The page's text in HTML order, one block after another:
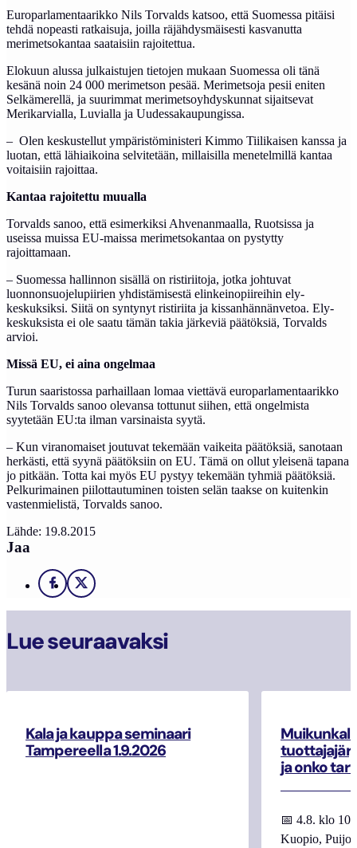
Europarlamentaarikko Nils Torvalds katsoo, että Suomessa pitäisi
tehdä nopeasti ratkaisuja, joilla räjähdysmäisesti kasvanutta
merimetsokantaa saataisiin rajoitettua.
Elokuun alussa julkaistujen tietojen mukaan Suomessa oli tänä
kesänä noin 24 000 merimetson pesää. Merimetsoja pesii eniten
Selkämerellä, ja suurimmat merimetsoyhdyskunnat sijaitsevat
Merikarvialla, Luvialla ja Uudessakaupungissa.
– Olen keskustellut ympäristöministeri Kimmo Tiilikaisen kanssa ja
luotan, että lähiaikoina selvitetään, millaisilla menetelmillä kantaa
voitaisiin rajoittaa.
Kantaa rajoitettu muualla
Torvalds sanoo, että esimerkiksi Ahvenanmaalla, Ruotsissa ja
useissa muissa EU-maissa merimetsokantaa on pystytty
rajoittamaan.
– Suomessa hallinnon sisällä on ristiriitoja, jotka johtuvat
luonnonsuojelupiirien yhdistämisestä elinkeinopiireihin ely-
keskuksiksi. Siitä on syntynyt ristiriita ja kissanhännänvetoa. Ely-
keskuksista ei ole saatu tämän takia järkeviä päätöksiä, Torvalds
arvioi.
Missä EU, ei aina ongelmaa
Turun saaristossa parhaillaan lomaa viettävä europarlamentaarikko
Nils Torvalds sanoo olevansa tottunut siihen, että ongelmista
syytetään EU:ta ilman varsinaista syytä.
– Kun viranomaiset joutuvat tekemään vaikeita päätöksiä, sanotaan
herkästi, että syynä päätöksiin on EU. Tämä on ollut yleisenä tapana
jo pitkään. Totta kai myös EU pystyy tekemään tyhmiä päätöksiä.
Pelkurimainen piilottautuminen toisten selän taakse on kuitenkin
vastenmielistä, Torvalds sanoo.
Lähde: 19.8.2015
Jaa
Facebook
X
Lue seuraavaksi
Kala ja kauppa seminaari
Tampereella 1.9.2026
ja onko
📅 4.8. klo
Kuopio,